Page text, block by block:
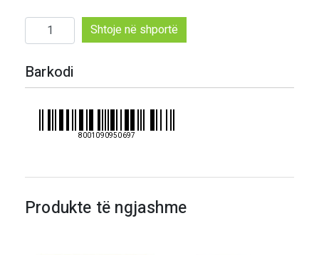
Sasi
Pa
s6
extra
large
2*68
Shtoje në shportë
Barkodi
8001090950697
Produkte të ngjashme